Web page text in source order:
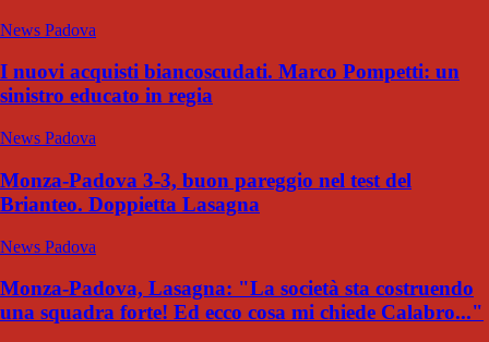
News Padova
I nuovi acquisti biancoscudati. Marco Pompetti: un
sinistro educato in regia
News Padova
Monza-Padova 3-3, buon pareggio nel test del
Brianteo. Doppietta Lasagna
News Padova
Monza-Padova, Lasagna: "La società sta costruendo
una squadra forte! Ed ecco cosa mi chiede Calabro..."